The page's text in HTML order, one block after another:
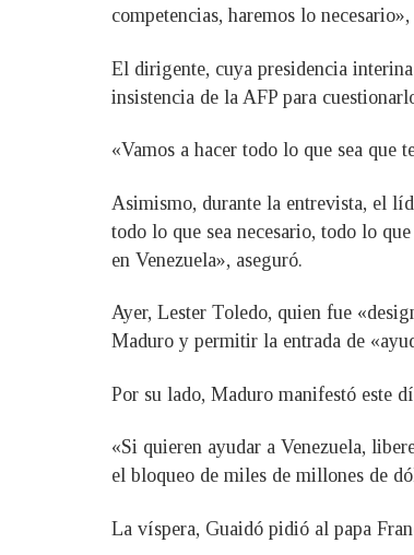
competencias, haremos lo
El dirigente, cuya presidencia
insistencia de la AFP para
«Vamos a hacer todo lo que sea que
Asimismo, durante la entrevista, el
todo lo que sea necesario, todo lo
en Venezuela», aseguró.
Ayer, Lester Toledo, quien fue
Maduro y permitir la entrada de
Por su lado, Maduro manifestó este
«Si quieren ayudar a Venezuela,
el bloqueo de miles de millones de
La víspera, Guaidó pidió al papa